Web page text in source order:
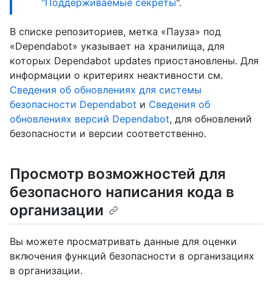
"Поддерживаемые секреты".
В списке репозиториев, метка «Пауза» под
«Dependabot» указывает на хранилища, для
которых Dependabot updates приостановлены. Для
информации о критериях неактивности см.
Сведения об обновлениях для системы
безопасности Dependabot и Сведения об
обновлениях версий Dependabot, для обновлений
безопасности и версии соответственно.
Просмотр возможностей для
безопасного написания кода в
организации
Вы можете просматривать данные для оценки
включения функций безопасности в организациях
в организации.